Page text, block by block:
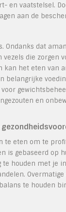
en vaatstelsel.
aan de
dat
die zorgen
het eten van
en
eten om te
is gebaseerd op
houden met je
te houden